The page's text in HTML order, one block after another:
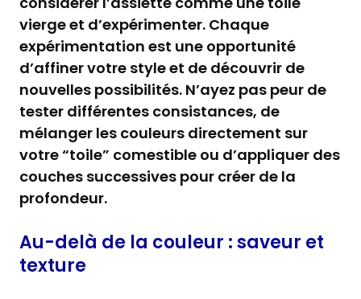
vierge et d’expérimenter. Chaque
expérimentation est une opportunité
d’affiner votre style et de découvrir de
nouvelles possibilités. N’ayez pas peur de
tester différentes consistances, de
mélanger les couleurs directement sur
votre “toile” comestible ou d’appliquer des
couches successives pour créer de la
profondeur.
Au-delà de la couleur : saveur et
texture